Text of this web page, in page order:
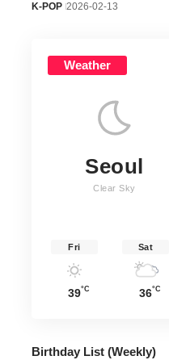
K-POP 2026-02-13
Weather
Seoul
Clear Sky
Fri
39°C
Sat
36°C
Birthday List (Weekly)